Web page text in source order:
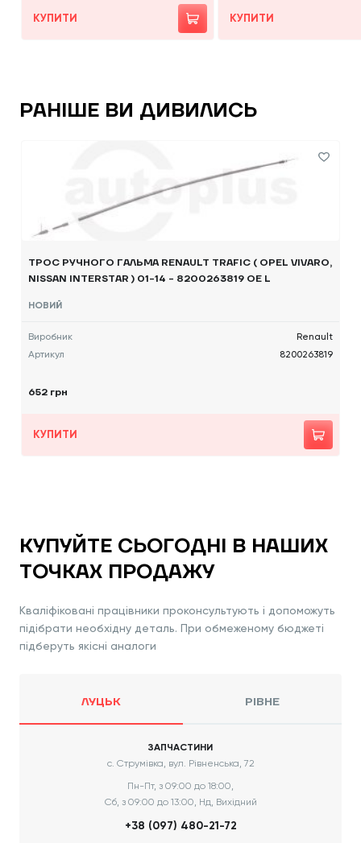
КУПИТИ КУПИТИ
РАНІШЕ ВИ ДИВИЛИСЬ
ТРОС РУЧНОГО ГАЛЬМА RENAULT TRAFIC ( OPEL VIVARO,
NISSAN INTERSTAR ) 01-14 - 8200263819 OE L
НОВИЙ
Виробник
Renault
Артикул
8200263819
652 грн
КУПИТИ
КУПУЙТЕ СЬОГОДНІ В НАШИХ
ТОЧКАХ ПРОДАЖУ
Кваліфіковані працівники проконсультують і допоможуть
підібрати необхідну деталь. При обмеженому бюджеті
підберуть якісні аналоги
ЛУЦЬК РІВНЕ
ЗАПЧАСТИНИ
с. Струмівка, вул. Рівненська, 72
Пн-Пт, з 09:00 до 18:00,
Сб, з 09:00 до 13:00, Нд, Вихідний
+38 (097) 480-21-72